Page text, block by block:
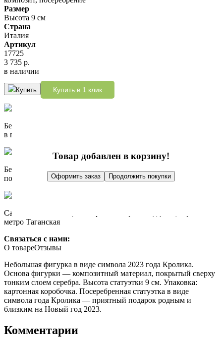
Размер
Высота 9 см
Страна
Италия
Артикул
17725
3 735 р.
в наличии
Купить Купить в 1 клик
Бесплатно доставим при заказе от 10 000 р.
в пределах МКАД
Бесплатно доставим при заказе от 10 000 р.
по России до пункта выдачи СДЭК
Самовывоз: Москва, Гончарная набережная, дом 3, стр. 5
метро Таганская
Связаться с нами:
О товареОтзывы
Небольшая фигурка в виде символа 2023 года Кролика.
Основа фигурки — композитный материал, покрытый сверху
тонким слоем серебра. Высота статуэтки 9 см. Упаковка:
картонная коробочка. Посеребренная статуэтка в виде
символа года Кролика — приятный подарок родным и
близким на Новый год 2023.
Комментарии
Товар добавлен в корзину!
Оформить заказ Продолжить покупки